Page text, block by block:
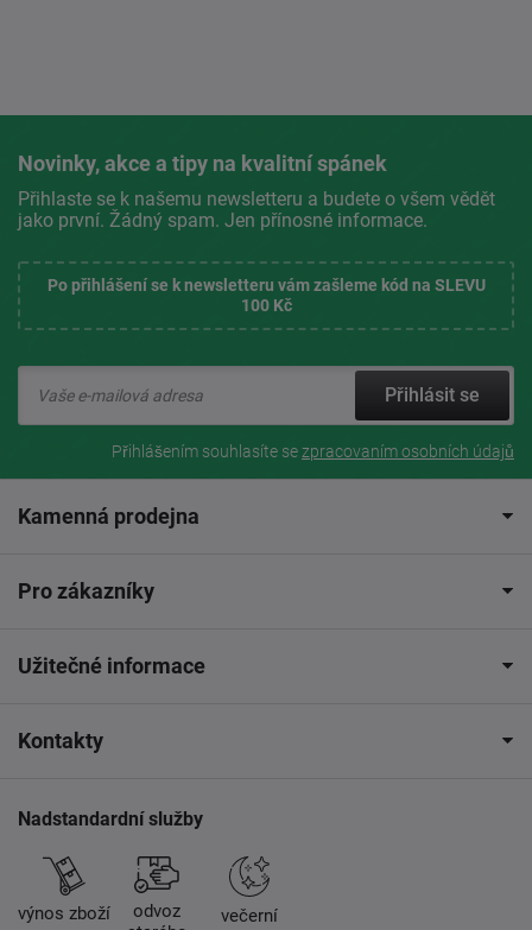
Novinky, akce a tipy na kvalitní spánek
Přihlaste se k našemu newsletteru a budete o všem vědět
jako první. Žádný spam. Jen přínosné informace.
Po přihlášení se k newsletteru vám zašleme kód na SLEVU
100 Kč
Přihlásit se
Přihlášením souhlasíte sezpracovaním osobních údajů
Kamenná prodejna
Pro zákazníky
Užitečné informace
Kontakty
Nadstandardní služby
výnos zboží
odvoz
večerní